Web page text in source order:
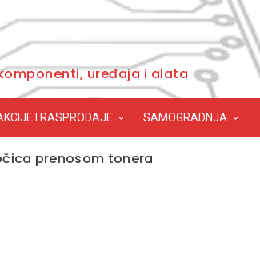
uređaja i alata
I RASPRODAJE SAMOGRADNJA
prenosom tonera